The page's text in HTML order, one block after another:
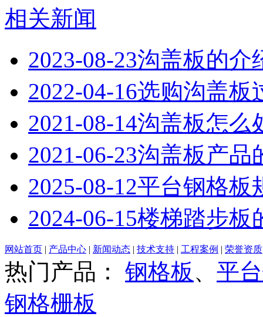
相关新闻
2023-08-23沟盖板的介
2022-04-16选购沟盖板
2021-08-14沟盖板怎么
2021-06-23沟盖板产品
2025-08-12平台钢格板
2024-06-15楼梯踏步板
网站首页 | 产品中心 | 新闻动态 | 技术支持 | 工程案例 | 荣誉资质
热门产品： 钢格板 、 平
钢格栅板